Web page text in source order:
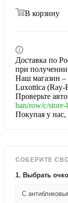
В корзину
Доставка по
при
Наш магазин –
Luxottica (Ray-
Проверьте
ban/row/c/store-
Покупая у
СОБЕРИТЕ
1. Выбрать
С